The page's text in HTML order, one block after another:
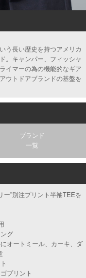
う長い歴史を持つアメリカ
。キャンパー、フィッシャ
イマーの為の機能的なギア
ウトドアブランドの基盤を
ブランド
一覧
ー”別注プリント半袖TEEを
グ
オートミール、カーキ、ダ
プリント